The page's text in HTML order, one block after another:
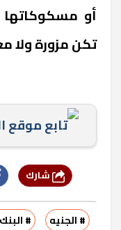
أو مسكوكاتها
تكن مزورة
تابع موقع
# الجنيه #